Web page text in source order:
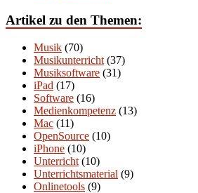
Artikel zu den Themen:
Musik (70)
Musikunterricht (37)
Musiksoftware (31)
iPad (17)
Software (16)
Medienkompetenz (13)
Mac (11)
OpenSource (10)
iPhone (10)
Unterricht (10)
Unterrichtsmaterial (9)
Onlinetools (9)